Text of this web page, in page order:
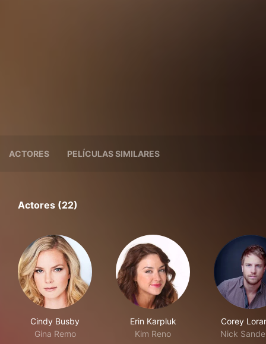
ACTORES PELÍCULAS SIMILARES
Actores (22)
Cindy Busby
Gina Remo
Erin Karpluk
Kim Reno
Corey
Nick